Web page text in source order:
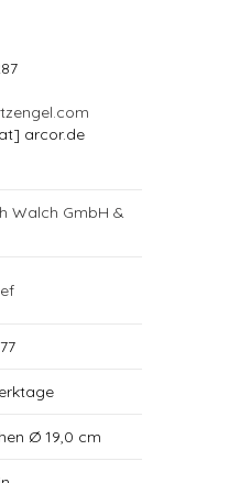
arcor.de
Walch GmbH &
Ø 19,0 cm